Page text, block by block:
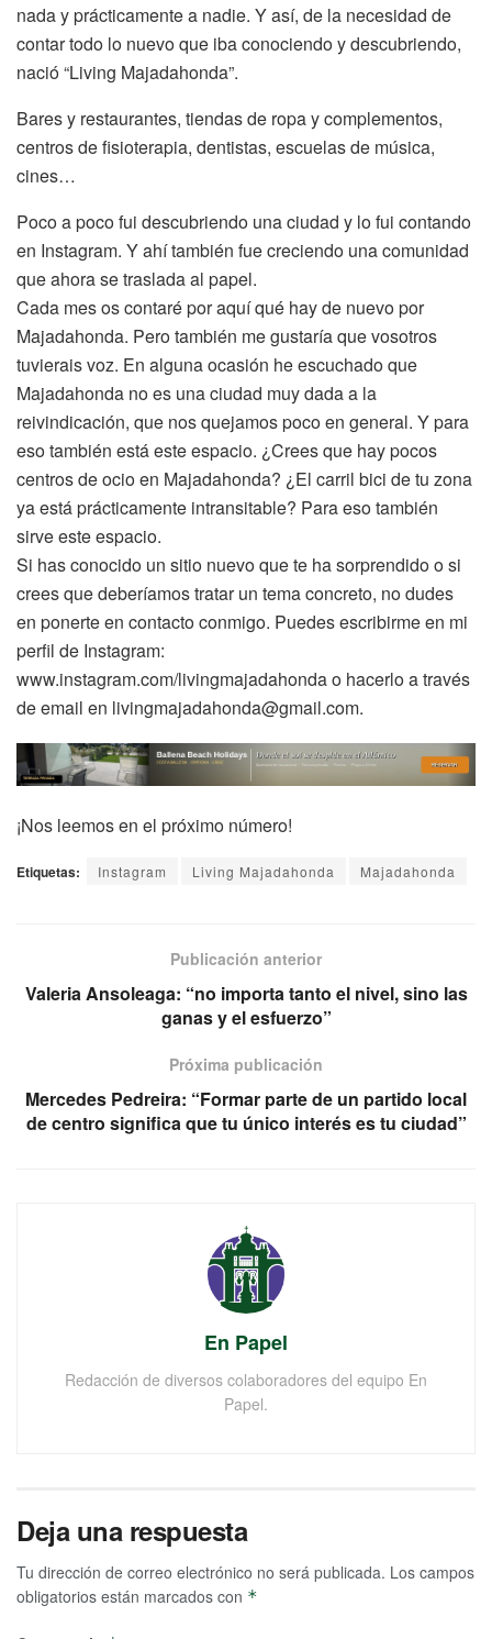
nada y prácticamente a nadie. Y así, de la necesidad de
contar todo lo nuevo que iba conociendo y descubriendo,
nació “Living Majadahonda”.
Bares y restaurantes, tiendas de ropa y complementos,
centros de fisioterapia, dentistas, escuelas de música,
cines…
Poco a poco fui descubriendo una ciudad y lo fui contando
en Instagram. Y ahí también fue creciendo una comunidad
que ahora se traslada al papel.
Cada mes os contaré por aquí qué hay de nuevo por
Majadahonda. Pero también me gustaría que vosotros
tuvierais voz. En alguna ocasión he escuchado que
Majadahonda no es una ciudad muy dada a la
reivindicación, que nos quejamos poco en general. Y para
eso también está este espacio. ¿Crees que hay pocos
centros de ocio en Majadahonda? ¿El carril bici de tu zona
ya está prácticamente intransitable? Para eso también
sirve este espacio.
Si has conocido un sitio nuevo que te ha sorprendido o si
crees que deberíamos tratar un tema concreto, no dudes
en ponerte en contacto conmigo. Puedes escribirme en mi
perfil de Instagram:
www.instagram.com/livingmajadahonda o hacerlo a través
de email en livingmajadahonda@gmail.com.
¡Nos leemos en el próximo número!
Etiquetas: Instagram Living Majadahonda Majadahonda
Publicación anterior
Valeria Ansoleaga: “no importa tanto el nivel, sino las
ganas y el esfuerzo”
Próxima publicación
Mercedes Pedreira: “Formar parte de un partido local
de centro significa que tu único interés es tu ciudad”
En Papel
Redacción de diversos colaboradores del equipo En
Papel.
Deja una respuesta
Tu dirección de correo electrónico no será publicada. Los campos
obligatorios están marcados con *